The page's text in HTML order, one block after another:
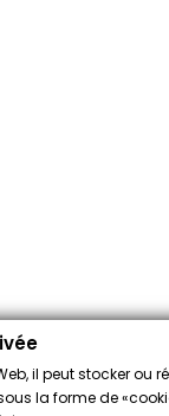
il peut stocker ou
la forme de